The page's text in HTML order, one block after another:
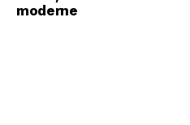
moderne